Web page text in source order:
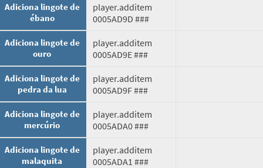
Adiciona lingote de
ébano
player.additem
0005AD9D ###
Adiciona lingote de
ouro
player.additem
0005AD9E ###
Adiciona lingote de
pedra da lua
player.additem
0005AD9F ###
Adiciona lingote de
mercúrio
player.additem
0005ADA0 ###
Adiciona lingote de
malaquita
player.additem
0005ADA1 ###